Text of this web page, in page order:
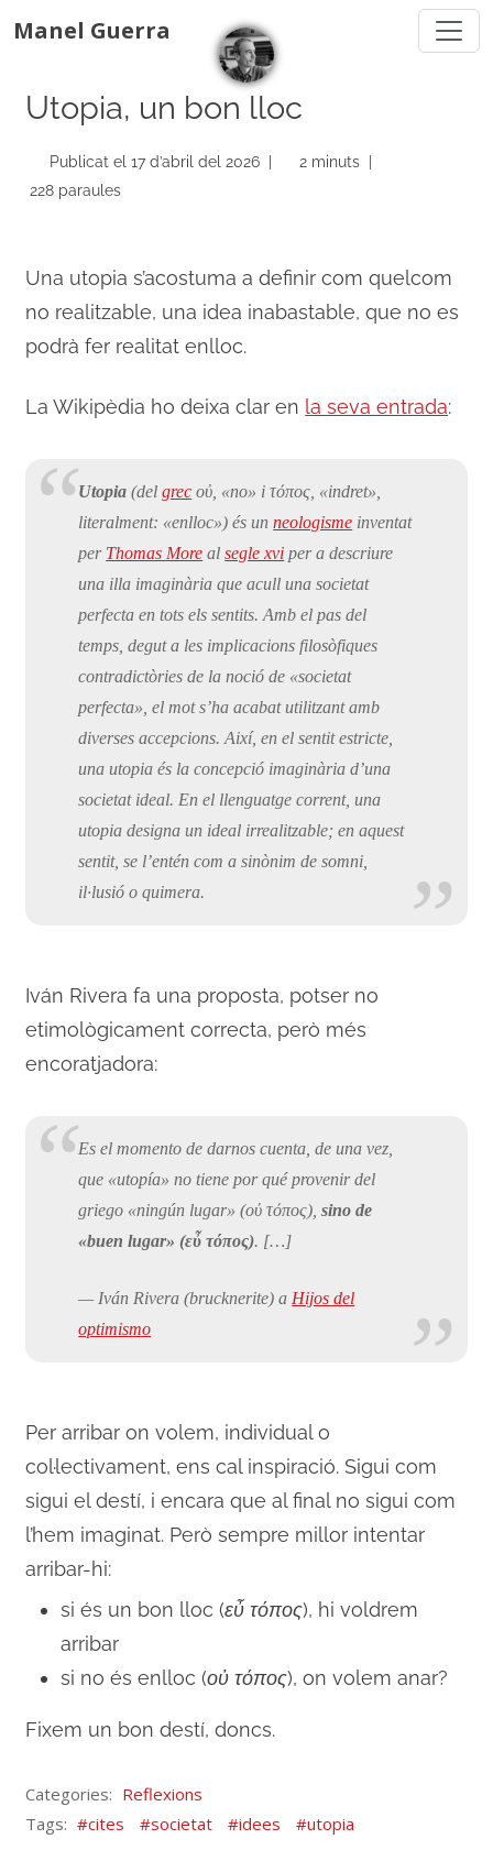
Manel Guerra
Utopia, un bon lloc
Publicat el 17 d’abril del 2026 |
2 minuts |
228 paraules
Una utopia s’acostuma a definir com quelcom
no realitzable, una idea inabastable, que no es
podrà fer realitat enlloc.
La Wikipèdia ho deixa clar en la seva entrada:
Utopia (delgrec οὐ, «no» i τόπος, «indret»,
literalment: «enlloc») és unneologisme inventat
per Thomas More alsegle xvi per a descriure
una illa imaginària que acull una societat
perfecta en tots els sentits. Amb el pas del
temps, degut a les implicacions filosòfiques
contradictòries de la noció de «societat
perfecta», el mot s’ha acabat utilitzant amb
diverses accepcions. Així, en el sentit estricte,
una utopia és la concepció imaginària d’una
societat ideal. En el llenguatge corrent, una
utopia designa un ideal irrealitzable; en aquest
sentit, se l’entén com a sinònim de somni,
il·lusió o quimera.
Iván Rivera fa una proposta, potser no
etimològicament correcta, però més
encoratjadora:
Es el momento de darnos cuenta, de una vez,
que «utopía» no tiene por qué provenir del
griego «ningún lugar» (οὐ τόπος),sino de
«buen lugar» (εὖ τόπος). […]
— Iván Rivera (brucknerite) a Hijos del
optimismo
Per arribar on volem, individual o
col·lectivament, ens cal inspiració. Sigui com
sigui el destí, i encara que al final no sigui com
l’hem imaginat. Però sempre millor intentar
arribar-hi:
si és un bon lloc (εὖ τόπος), hi voldrem
arribar
si no és enlloc (οὐ τόπος), on volem anar?
Fixem un bon destí, doncs.
Categories: Reflexions
Tags:
cites societat idees utopia